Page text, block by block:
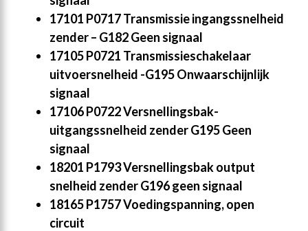
17101 P0717 Transmissie ingangssnelheid
zender – G182 Geen signaal
17105 P0721 Transmissieschakelaar
uitvoersnelheid -G195 Onwaarschijnlijk
signaal
17106 P0722 Versnellingsbak-
uitgangssnelheid zender G195 Geen
signaal
18201 P1793 Versnellingsbak output
snelheid zender G196 geen signaal
18165 P1757 Voedingspanning, open
circuit